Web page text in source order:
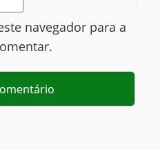
navegador para a